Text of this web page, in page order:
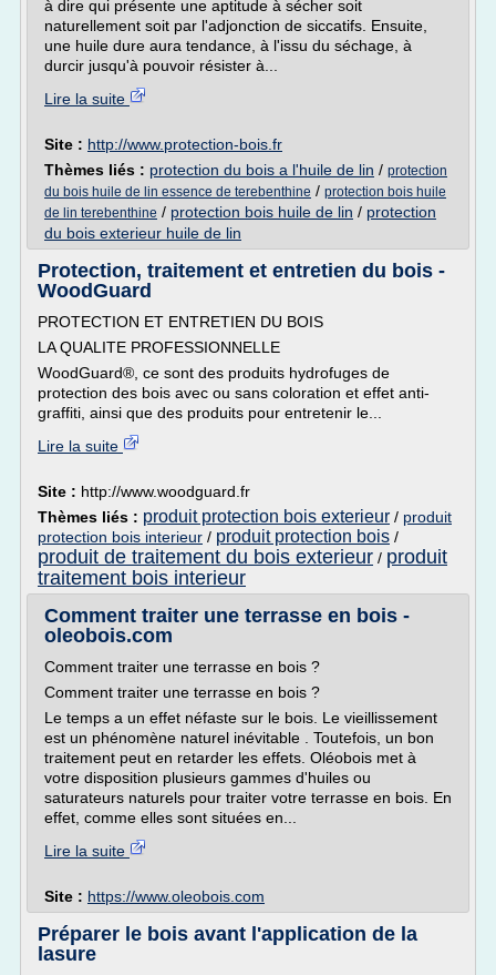
à dire qui présente une aptitude à sécher soit
naturellement soit par l'adjonction de siccatifs. Ensuite,
une huile dure aura tendance, à l'issu du séchage, à
durcir jusqu'à pouvoir résister à...
Lire la suite
Site : http://www.protection-bois.fr
Thèmes liés : protection du bois a l'huile de lin / protection
du bois huile de lin essence de terebenthine / protection bois huile
de lin terebenthine / protection bois huile de lin / protection
du bois exterieur huile de lin
Protection, traitement et entretien du bois -
WoodGuard
PROTECTION ET ENTRETIEN DU BOIS
LA QUALITE PROFESSIONNELLE
WoodGuard®, ce sont des produits hydrofuges de
protection des bois avec ou sans coloration et effet anti-
graffiti, ainsi que des produits pour entretenir le...
Lire la suite
Site : http://www.woodguard.fr
Thèmes liés : produit protection bois exterieur / produit
protection bois interieur / produit protection bois /
produit de traitement du bois exterieur / produit
traitement bois interieur
Comment traiter une terrasse en bois -
oleobois.com
Comment traiter une terrasse en bois ?
Comment traiter une terrasse en bois ?
Le temps a un effet néfaste sur le bois. Le vieillissement
est un phénomène naturel inévitable . Toutefois, un bon
traitement peut en retarder les effets. Oléobois met à
votre disposition plusieurs gammes d'huiles ou
saturateurs naturels pour traiter votre terrasse en bois. En
effet, comme elles sont situées en...
Lire la suite
Site : https://www.oleobois.com
Préparer le bois avant l'application de la
lasure